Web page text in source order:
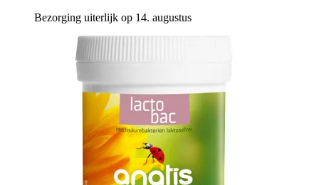
Bezorging uiterlijk op 14. augustus